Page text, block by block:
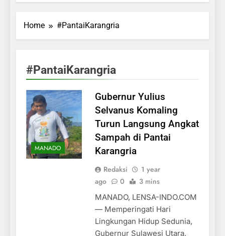
Home #PantaiKarangria
#PantaiKarangria
MANADO
Gubernur Yulius
Selvanus Komaling
Turun Langsung Angkat
Sampah di Pantai
Karangria
Redaksi
1 year
ago
0 3 mins
MANADO, LENSA-INDO.COM
— Memperingati Hari
Lingkungan Hidup Sedunia,
Gubernur Sulawesi Utara,